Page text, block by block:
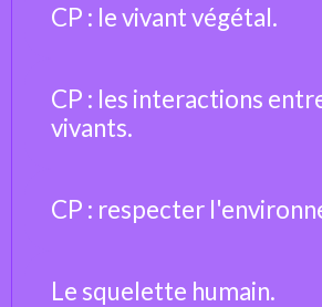
CP : le vivant végétal.
CP : les interactions
vivants.
CP : respecter
Le squelette humain.